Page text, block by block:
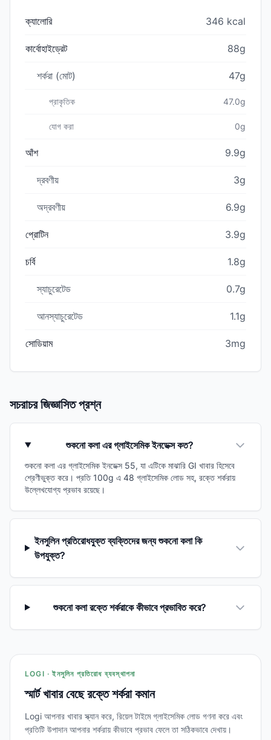
ক্যালোরি 346 kcal
কার্বোহাইড্রেট 88g
শর্করা (মোট) 47g
প্রাকৃতিক 47.0g
যোগ করা 0g
আঁশ 9.9g
দ্রবণীয় 3g
অদ্রবণীয় 6.9g
প্রোটিন 3.9g
চর্বি 1.8g
স্যাচুরেটেড 0.7g
আনস্যাচুরেটেড 1.1g
সোডিয়াম 3mg
সচরাচর জিজ্ঞাসিত প্রশ্ন
শুকনো কলা এর গ্লাইসেমিক ইনডেক্স কত?
শুকনো কলা এর গ্লাইসেমিক ইনডেক্স 55, যা এটিকে মাঝারি GI খাবার হিসেবে
শ্রেণীভুক্ত করে। প্রতি 100g এ 48 গ্লাইসেমিক লোড সহ, রক্তে শর্করায়
উল্লেখযোগ্য প্রভাব রয়েছে।
ইনসুলিন প্রতিরোধযুক্ত ব্যক্তিদের জন্য শুকনো কলা কি
উপযুক্ত?
শুকনো কলা রক্তে শর্করাকে কীভাবে প্রভাবিত করে?
LOGI · ইনসুলিন প্রতিরোধ ব্যবস্থাপনা
স্মার্ট খাবার বেছে রক্তে শর্করা কমান
Logi আপনার খাবার স্ক্যান করে, রিয়েল টাইমে গ্লাইসেমিক লোড গণনা করে এবং
প্রতিটি উপাদান আপনার শর্করায় কীভাবে প্রভাব ফেলে তা সঠিকভাবে দেখায়।